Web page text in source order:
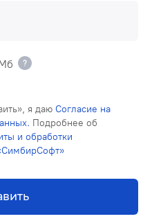
я даю Согласие на
Подробнее об
и обработки